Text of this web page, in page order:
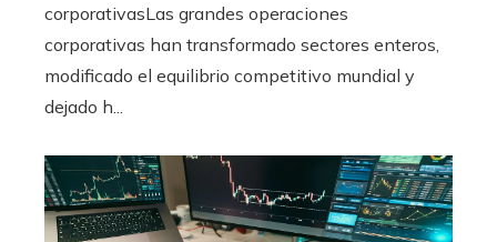
corporativasLas grandes operaciones
corporativas han transformado sectores enteros,
modificado el equilibrio competitivo mundial y
dejado h...